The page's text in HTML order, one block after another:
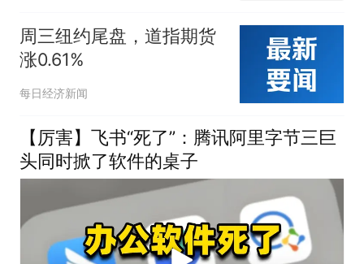
周三纽约尾盘，道指期货
涨0.61%
每日经济新闻
【厉害】飞书“死了”：腾讯阿里字节三巨
头同时掀了软件的桌子